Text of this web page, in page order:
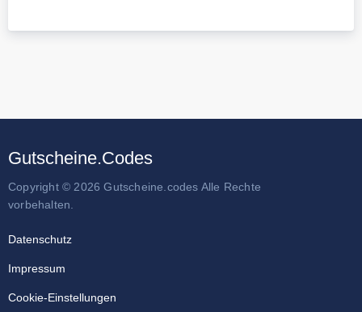
Gutscheine.Codes
Copyright © 2026 Gutscheine.codes Alle Rechte
vorbehalten.
Datenschutz
Impressum
Cookie-Einstellungen